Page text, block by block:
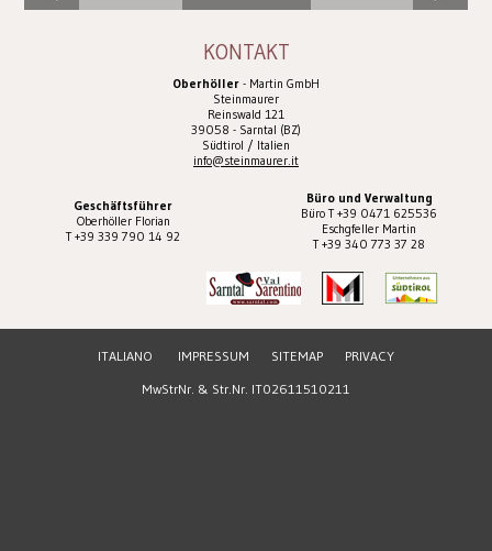
KONTAKT
Oberhöller - Martin GmbH
Steinmaurer
Reinswald 121
39058 - Sarntal (BZ)
Südtirol / Italien
info@steinmaurer.it
Geschäftsführer
Oberhöller Florian
T +39 339 790 14 92
Büro und Verwaltung
Büro T +39 0471 625536
Eschgfeller Martin
T +39 340 773 37 28
ITALIANO IMPRESSUM SITEMAP
PRIVACY
MwStrNr. & Str.Nr. IT02611510211